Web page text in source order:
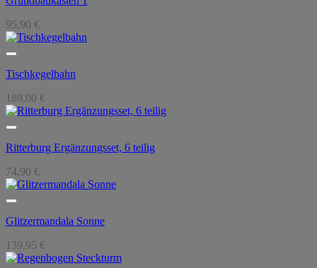
95,90 €
Tischkegelbahn
189,00 €
Ritterburg Ergänzungsset, 6 teilig
74,90 €
Glitzermandala Sonne
139,95 €